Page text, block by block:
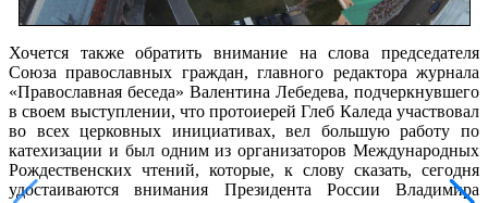
Хочется также обратить внимание на слова председателя
Союза православных граждан, главного редактора журнала
«Православная беседа» Валентина Лебедева, подчеркнувшего
в своем выступлении, что протоиерей Глеб Каледа участвовал
во всех церковных инициативах, вел большую работу по
катехизации и был одним из организаторов Международных
Рождественских чтений, которые, к слову сказать, сегодня
удостаиваются внимания Президента России Владимира